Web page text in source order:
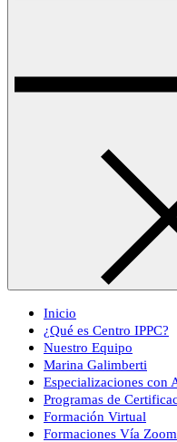
Inicio
¿Qué es Centro IPPC?
Nuestro Equipo
Marina Galimberti
Especializaciones con
Programas de
Formación Virtual
Formaciones Vía Zoom